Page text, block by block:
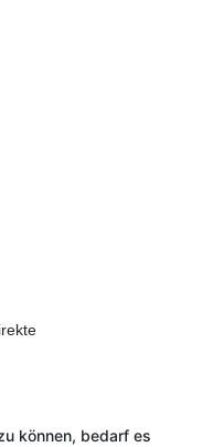
können, bedarf es